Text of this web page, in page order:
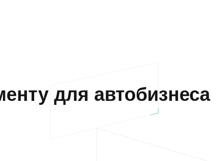
для автобизнеса